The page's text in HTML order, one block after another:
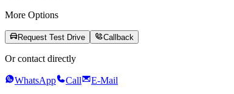
More Options
Request Test Drive Callback
Or contact directly
WhatsApp Call E-Mail